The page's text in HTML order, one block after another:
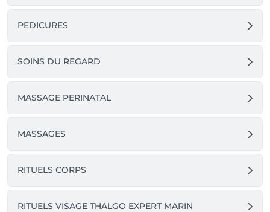
PEDICURES
SOINS DU REGARD
MASSAGE PERINATAL
MASSAGES
RITUELS CORPS
RITUELS VISAGE THALGO EXPERT MARIN